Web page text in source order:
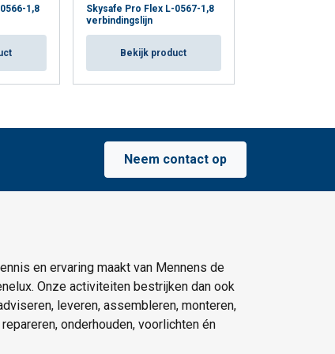
1,8
Skysafe Pro Flex L-0567-1,8
verbindingslijn
Bekijk product
Neem contact op
en ervaring maakt van Mennens de
Onze activiteiten bestrijken dan ook
leveren, assembleren, monteren,
onderhouden, voorlichten én